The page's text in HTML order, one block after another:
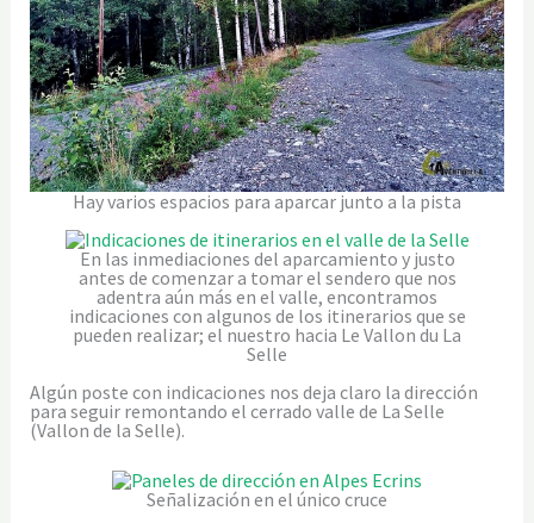
Hay varios espacios para aparcar junto a la pista
En las inmediaciones del aparcamiento y justo
antes de comenzar a tomar el sendero que nos
adentra aún más en el valle, encontramos
indicaciones con algunos de los itinerarios que se
pueden realizar; el nuestro hacia Le Vallon du La
Selle
Algún poste con indicaciones nos deja claro la dirección
para seguir remontando el cerrado valle de La Selle
(Vallon de la Selle).
Señalización en el único cruce